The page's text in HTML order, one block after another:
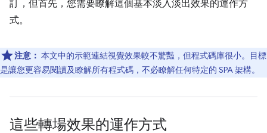
訂，但首先，您需要瞭解這個基本淡入淡出效果的運作方
式。
注意： 本文中的示範連結視覺效果較不驚豔，但程式碼庫很小。目標
是讓您更容易閱讀及瞭解所有程式碼，不必瞭解任何特定的 SPA 架構。
這些轉場效果的運作方式